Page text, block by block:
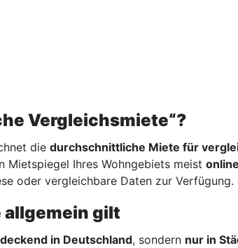
Vergleichsmiete“?
die durchschnittliche Miete für
Mietspiegel Ihres Wohngebiets meist
oder vergleichbare Daten zur Verfügung.
allgemein gilt
in Deutschland, sondern nur in